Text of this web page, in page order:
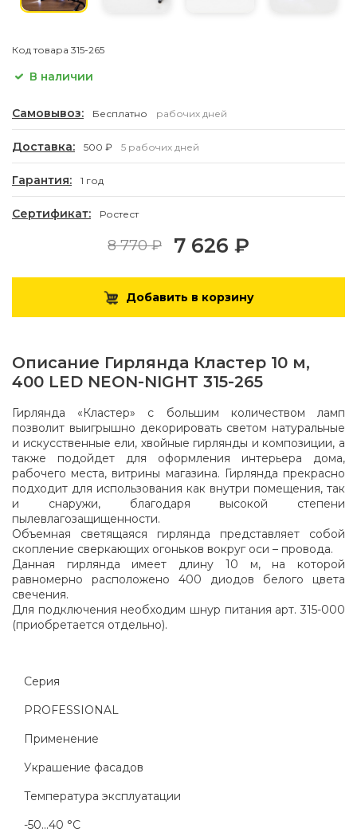
Код товара 315-265
В наличии
Самовывоз: Бесплатно рабочих дней
Доставка: 500 ₽ 5 рабочих дней
Гарантия: 1 год
Сертификат: Ростест
8 770 ₽ 7 626 ₽
Добавить в корзину
Описание Гирлянда Кластер 10 м,
400 LED NEON-NIGHT 315-265
Гирлянда «Кластер» с большим количеством ламп
позволит выигрышно декорировать светом натуральные
и искусственные ели, хвойные гирлянды и композиции, а
также подойдет для оформления интерьера дома,
рабочего места, витрины магазина. Гирлянда прекрасно
подходит для использования как внутри помещения, так
и снаружи, благодаря высокой степени
пылевлагозащищенности.
Объемная светящаяся гирлянда представляет собой
скопление сверкающих огоньков вокруг оси – провода.
Данная гирлянда имеет длину 10 м, на которой
равномерно расположено 400 диодов белого цвета
свечения.
Для подключения необходим шнур питания арт. 315-000
(приобретается отдельно).
Серия
PROFESSIONAL
Применение
Украшение фасадов
Температура эксплуатации
-50...40 °C